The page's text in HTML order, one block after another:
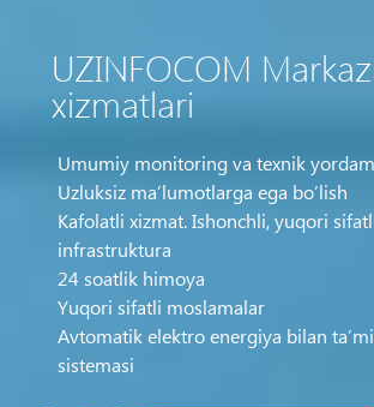
UZINFOCOM
xizmatlari
Umumiy monitoring va texnik
Uzluksiz ma’lumotlarga ega bo’lish
Kafolatli xizmat. Ishonchli, yuqori
infrastruktura
24 soatlik himoya
Yuqori sifatli moslamalar
Avtomatik elektro energiya bilan
sistemasi